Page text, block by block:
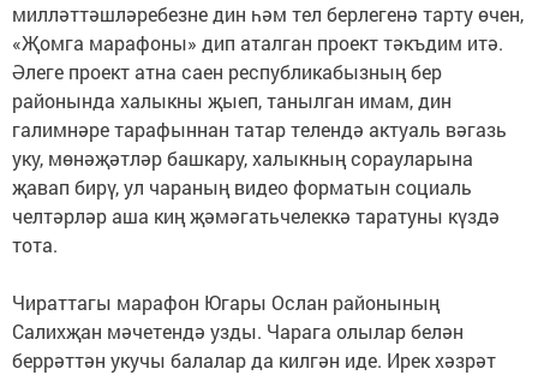
милләттәшләребезне дин һәм тел берлегенә тарту өчен,
«Җомга марафоны» дип аталган проект тәкъдим итә.
Әлеге проект атна саен республикабызның бер
районында халыкны җыеп, танылган имам, дин
галимнәре тарафыннан татар телендә актуаль вәгазь
уку, мөнәҗәтләр башкару, халыкның сорауларына
җавап бирү, ул чараның видео форматын социаль
челтәрләр аша киң җәмәгатьчелеккә таратуны күздә
тота.
Чираттагы марафон Югары Ослан районының
Салихҗан мәчетендә узды. Чарага олылар белән
беррәттән укучы балалар да килгән иде. Ирек хәзрәт